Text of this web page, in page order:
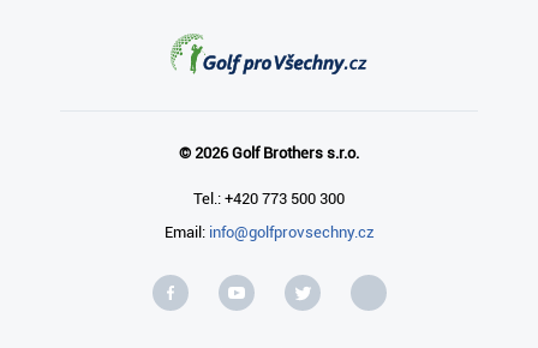
© 2026 Golf Brothers s.r.o.
Tel.: +420 773 500 300
Email: info@golfprovsechny.cz